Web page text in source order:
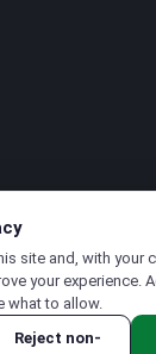
AG.版权所有.
site and, with your
your experience.
what to allow.
Reject non-